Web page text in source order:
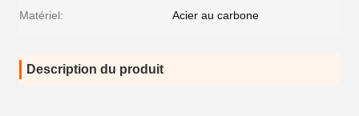
Matériel: Acier au carbone
Description du produit